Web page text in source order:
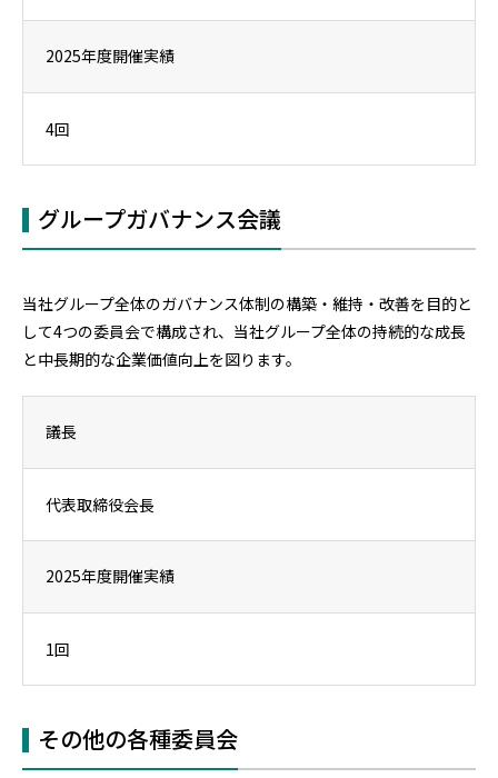
2025年度開催実績
4回
グループガバナンス会議
当社グループ全体のガバナンス体制の構築・維持・改善を目的と
して4つの委員会で構成され、当社グループ全体の持続的な成長
と中長期的な企業価値向上を図ります。
議長
代表取締役会長
2025年度開催実績
1回
その他の各種委員会